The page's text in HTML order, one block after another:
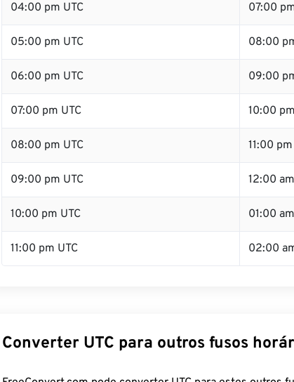
04:00 pm UTC 07:00
05:00 pm UTC 08:00
06:00 pm UTC 09:00
07:00 pm UTC 10:00
08:00 pm UTC 11:00
09:00 pm UTC 12:00
10:00 pm UTC 01:00
11:00 pm UTC 02:00
Converter UTC para outros fusos